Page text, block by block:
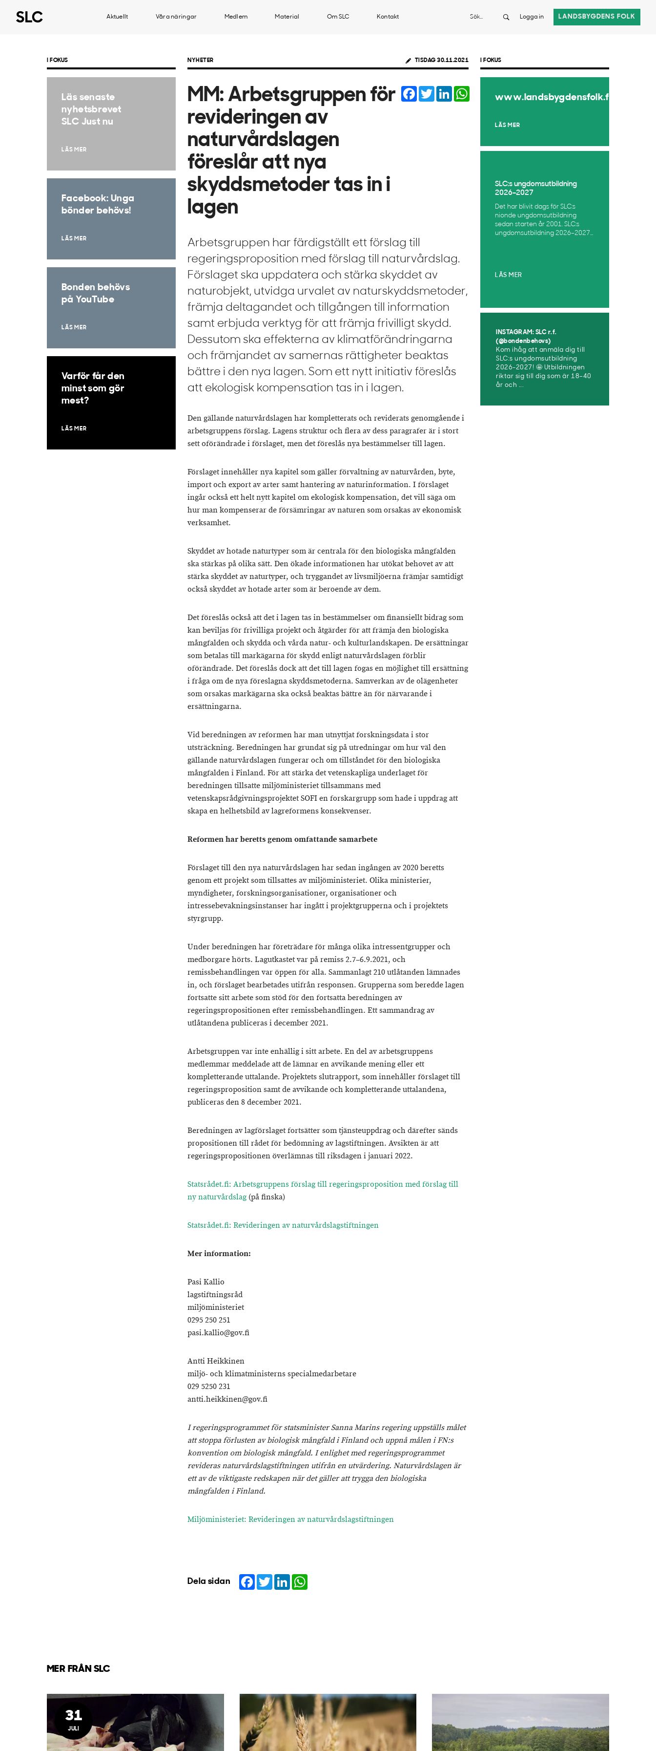
Aktuellt Våra näringar Medlem Material Om SLC Kontakt Sök Logga in LANDSBYGDENS FOLK
NYHETER TISDAG 30.11.2021
MM: Arbetsgruppen för
revideringen av
naturvårdslagen
föreslår att nya
skyddsmetoder tas in i
lagen
Facebook
TwitterLinkedIn
Arbetsgruppen har färdigställt ett förslag till
regeringsproposition med förslag till naturvårdslag.
Förslaget ska uppdatera och stärka skyddet av
naturobjekt, utvidga urvalet av naturskyddsmetoder,
främja deltagandet och tillgången till information
samt erbjuda verktyg för att främja frivilligt skydd.
Dessutom ska effekterna av klimatförändringarna
och främjandet av samernas rättigheter beaktas
bättre i den nya lagen. Som ett nytt initiativ föreslås
att ekologisk kompensation tas in i lagen.
Den gällande naturvårdslagen har kompletterats och reviderats genomgående i
arbetsgruppens förslag. Lagens struktur och flera av dess paragrafer är i stort
sett oförändrade i förslaget, men det föreslås nya bestämmelser till lagen.
Förslaget innehåller nya kapitel som gäller förvaltning av naturvården, byte,
import och export av arter samt hantering av naturinformation. I förslaget
ingår också ett helt nytt kapitel om ekologisk kompensation, det vill säga om
hur man kompenserar de försämringar av naturen som orsakas av ekonomisk
verksamhet.
Skyddet av hotade naturtyper som är centrala för den biologiska mångfalden
ska stärkas på olika sätt. Den ökade informationen har utökat behovet av att
stärka skyddet av naturtyper, och tryggandet av livsmiljöerna främjar samtidigt
också skyddet av hotade arter som är beroende av dem.
Det föreslås också att det i lagen tas in bestämmelser om finansiellt bidrag som
kan beviljas för frivilliga projekt och åtgärder för att främja den biologiska
mångfalden och skydda och vårda natur- och kulturlandskapen. De ersättningar
som betalas till markägarna för skydd enligt naturvårdslagen förblir
oförändrade. Det föreslås dock att det till lagen fogas en möjlighet till ersättning
i fråga om de nya föreslagna skyddsmetoderna. Samverkan av de olägenheter
som orsakas markägarna ska också beaktas bättre än för närvarande i
ersättningarna.
Vid beredningen av reformen har man utnyttjat forskningsdata i stor
utsträckning. Beredningen har grundat sig på utredningar om hur väl den
gällande naturvårdslagen fungerar och om tillståndet för den biologiska
mångfalden i Finland. För att stärka det vetenskapliga underlaget för
beredningen tillsatte miljöministeriet tillsammans med
vetenskapsrådgivningsprojektet SOFI en forskargrupp som hade i uppdrag att
skapa en helhetsbild av lagreformens konsekvenser.
Reformen har beretts genom omfattande samarbete
Förslaget till den nya naturvårdslagen har sedan ingången av 2020 beretts
genom ett projekt som tillsattes av miljöministeriet. Olika ministerier,
myndigheter, forskningsorganisationer, organisationer och
intressebevakningsinstanser har ingått i projektgrupperna och i projektets
styrgrupp.
Under beredningen har företrädare för många olika intressentgrupper och
medborgare hörts. Lagutkastet var på remiss 2.7–6.9.2021, och
remissbehandlingen var öppen för alla. Sammanlagt 210 utlåtanden lämnades
in, och förslaget bearbetades utifrån responsen. Grupperna som beredde lagen
fortsatte sitt arbete som stöd för den fortsatta beredningen av
regeringspropositionen efter remissbehandlingen. Ett sammandrag av
utlåtandena publiceras i december 2021.
Arbetsgruppen var inte enhällig i sitt arbete. En del av arbetsgruppens
medlemmar meddelade att de lämnar en avvikande mening eller ett
kompletterande uttalande. Projektets slutrapport, som innehåller förslaget till
regeringsproposition samt de avvikande och kompletterande uttalandena,
publiceras den 8 december 2021.
Beredningen av lagförslaget fortsätter som tjänsteuppdrag och därefter sänds
propositionen till rådet för bedömning av lagstiftningen. Avsikten är att
regeringspropositionen överlämnas till riksdagen i januari 2022.
Statsrådet.fi: Arbetsgruppens förslag till regeringsproposition med förslag till
ny naturvårdslag (på finska)
Statsrådet.fi: Revideringen av naturvårdslagstiftningen
Mer information:
Pasi Kallio
lagstiftningsråd
miljöministeriet
0295 250 251
pasi.kallio@gov.fi
Antti Heikkinen
miljö- och klimatministerns specialmedarbetare
029 5250 231
antti.heikkinen@gov.fi
I regeringsprogrammet för statsminister Sanna Marins regering uppställs målet
att stoppa förlusten av biologisk mångfald i Finland och uppnå målen i FN:s
konvention om biologisk mångfald. I enlighet med regeringsprogrammet
revideras naturvårdslagstiftningen utifrån en utvärdering. Naturvårdslagen är
ett av de viktigaste redskapen när det gäller att trygga den biologiska
mångfalden i Finland.
Miljöministeriet: Revideringen av naturvårdslagstiftningen
Dela sidan Facebook
TwitterLinkedIn
I FOKUS
Läs senaste
nyhetsbrevet
SLC Just nu
LÄS MER
Facebook: Unga
bönder behövs!
LÄS MER
Bonden behövs
på YouTube
LÄS MER
Varför får den
minst som gör
mest?
LÄS MER
I FOKUS
www.landsbygdensfolk.fi
LÄS MER
SLC:s ungdomsutbildning
2026–2027
Det har blivit dags för SLC:s
nionde ungdomsutbildning
sedan starten år 2001. SLC:s
ungdomsutbildning 2026–2027...
LÄS MER
INSTAGRAM: SLC r.f.
(@bondenbehovs)
Kom ihåg att anmäla dig till
SLC:s ungdomsutbildning
2026-2027! 🤩 Utbildningen
riktar sig till dig som är 18–40
år och ...
MER FRÅN SLC
31
JULI